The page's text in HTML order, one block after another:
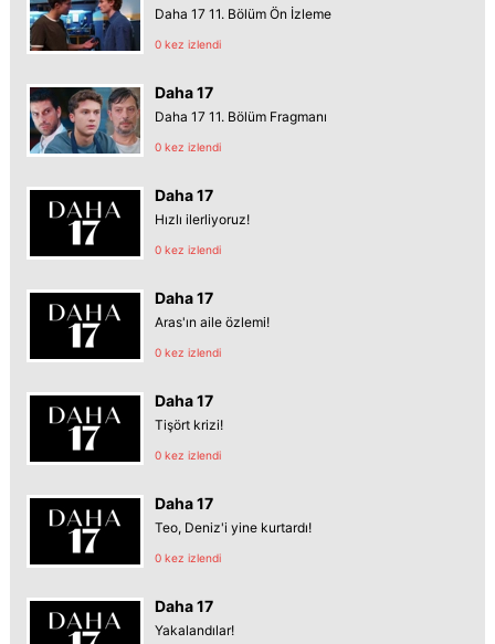
Daha 17 11. Bölüm Ön İzleme
0 kez izlendi
Daha 17
Daha 17 11. Bölüm Fragmanı
0 kez izlendi
Daha 17
Hızlı ilerliyoruz!
0 kez izlendi
Daha 17
Aras'ın aile özlemi!
0 kez izlendi
Daha 17
Tişört krizi!
0 kez izlendi
Daha 17
Teo, Deniz'i yine kurtardı!
0 kez izlendi
Daha 17
Yakalandılar!